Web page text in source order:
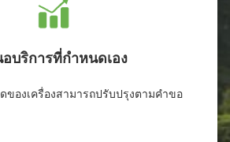
อบริการที่กำหนดเอง
ของเครื่องสามารถปรับปรุงตามคําขอ